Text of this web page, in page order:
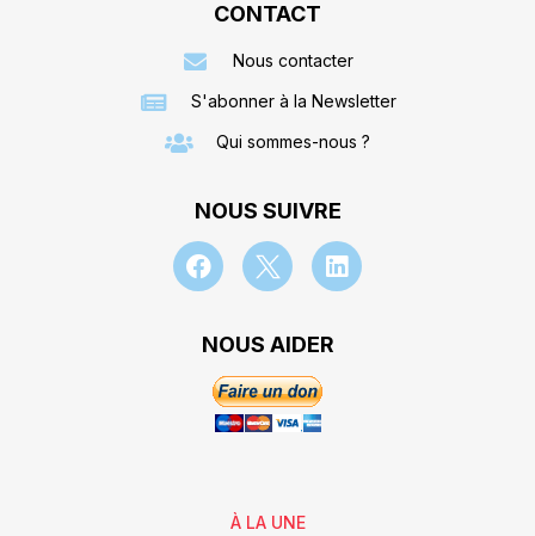
CONTACT
Nous contacter
S'abonner à la Newsletter
Qui sommes-nous ?
NOUS SUIVRE
NOUS AIDER
À LA UNE